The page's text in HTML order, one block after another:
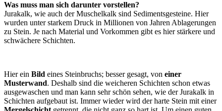
Was muss man sich darunter vorstellen?
Jurakalk, wie auch der Muschelkalk sind Sedimentsgesteine. Hier
wurden unter starkem Druck in Millionen von Jahren Ablagerungen
zu Stein. Je nach Material und Vorkommen gibt es hier stärkere und
schwächere Schichten.
Hier ein Bild eines Steinbruchs; besser gesagt, von einer
Musterwand. Deshalb sind die weicheren Schichten schon etwas
ausgewaschen und man kann sehr schön sehen, wie der Jurakalk in
Schichten aufgebaut ist. Immer wieder wird der harte Stein mit einer